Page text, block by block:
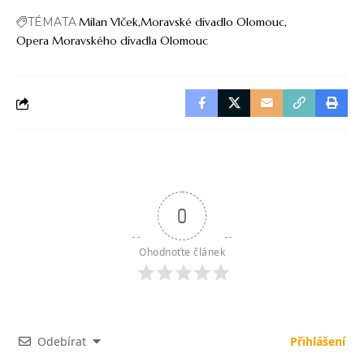
TÉMATAMilan VlčekMoravské divadlo Olomouc
Opera Moravského divadla Olomouc
0
Ohodnoťte článek
Odebírat Přihlášení